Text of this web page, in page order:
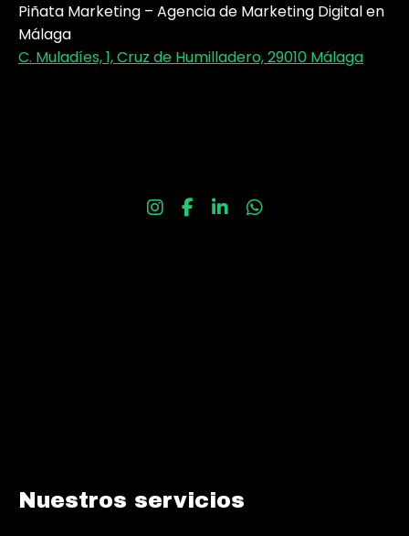
Piñata Marketing – Agencia de Marketing Digital en
Málaga
C. Muladíes, 1, Cruz de Humilladero, 29010 Málaga
Nuestros servicios